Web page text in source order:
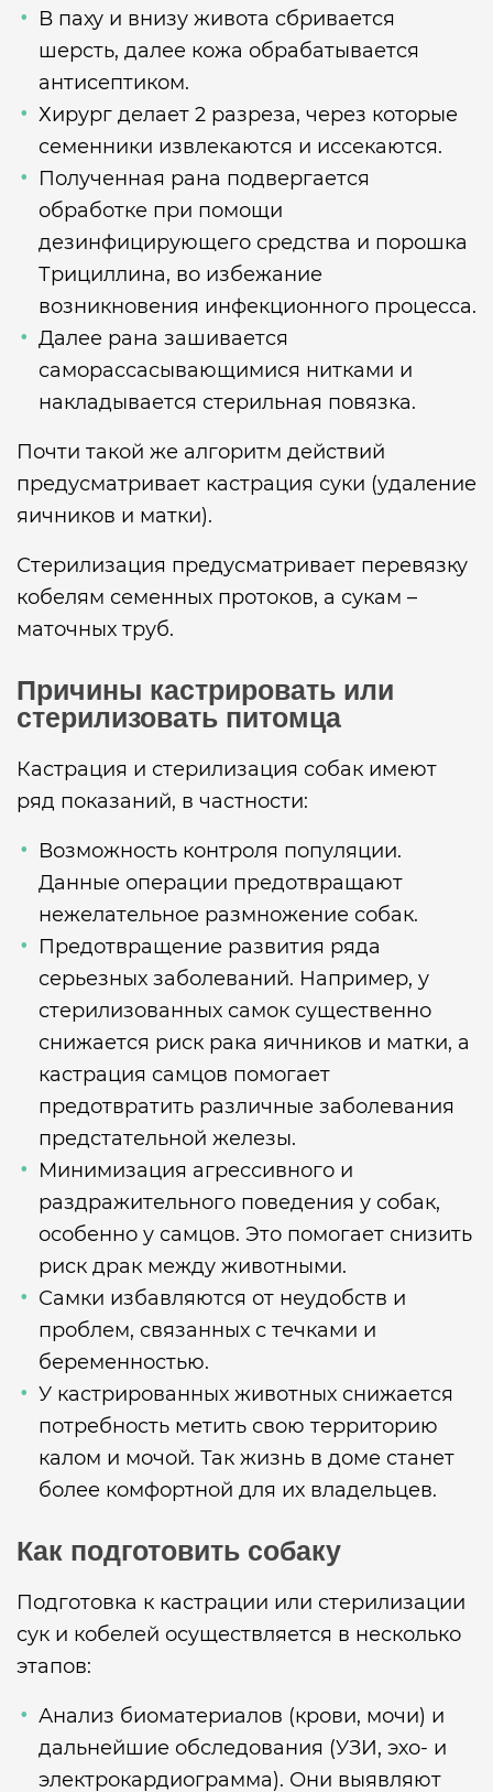
В паху и внизу живота сбривается
шерсть, далее кожа обрабатывается
антисептиком.
Хирург делает 2 разреза, через которые
семенники извлекаются и иссекаются.
Полученная рана подвергается
обработке при помощи
дезинфицирующего средства и порошка
Трициллина, во избежание
возникновения инфекционного процесса.
Далее рана зашивается
саморассасывающимися нитками и
накладывается стерильная повязка.
Почти такой же алгоритм действий
предусматривает кастрация суки (удаление
яичников и матки).
Стерилизация предусматривает перевязку
кобелям семенных протоков, а сукам –
маточных труб.
Причины кастрировать или
стерилизовать питомца
Кастрация и стерилизация собак имеют
ряд показаний, в частности:
Возможность контроля популяции.
Данные операции предотвращают
нежелательное размножение собак.
Предотвращение развития ряда
серьезных заболеваний. Например, у
стерилизованных самок существенно
снижается риск рака яичников и матки, а
кастрация самцов помогает
предотвратить различные заболевания
предстательной железы.
Минимизация агрессивного и
раздражительного поведения у собак,
особенно у самцов. Это помогает снизить
риск драк между животными.
Самки избавляются от неудобств и
проблем, связанных с течками и
беременностью.
У кастрированных животных снижается
потребность метить свою территорию
калом и мочой. Так жизнь в доме станет
более комфортной для их владельцев.
Как подготовить собаку
Подготовка к кастрации или стерилизации
сук и кобелей осуществляется в несколько
этапов:
Анализ биоматериалов (крови, мочи) и
дальнейшие обследования (УЗИ, эхо- и
электрокардиограмма). Они выявляют